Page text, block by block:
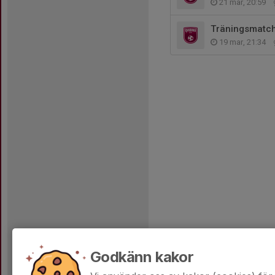
21 mar, 20:59
19 mar, 21:34
Godkänn kakor